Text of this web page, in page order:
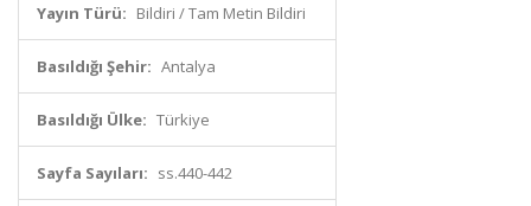
Yayın Türü: Bildiri / Tam Metin Bildiri
Basıldığı Şehir: Antalya
Basıldığı Ülke: Türkiye
Sayfa Sayıları: ss.440-442